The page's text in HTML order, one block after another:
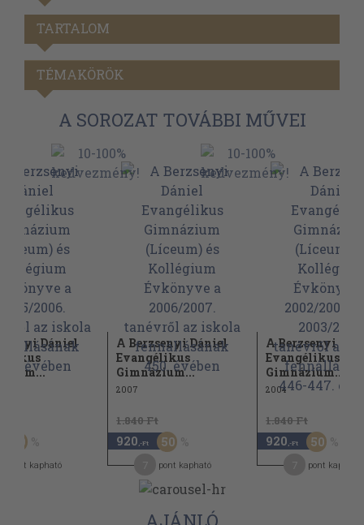
TARTALOM
TÉMAKÖRÖK
A SOROZAT TOVÁBBI MŰVEI
Dániel
50
pont kapható
A Berzsenyi Dániel
Evangélikus
Gimnázium...
2007
1.840 Ft
920 ,-Ft 50
pont kapható
A Berzsenyi
Evangélikus
Gimnázium...
2004
1.840 Ft
920 ,-Ft 50
pont kapható